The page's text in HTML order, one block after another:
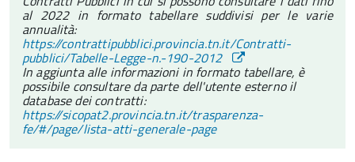
al 2022 in formato tabellare suddivisi per le varie
annualità:
https://contrattipubblici.provincia.tn.it/Contratti-
pubblici/Tabelle-Legge-n.-190-2012
In aggiunta alle informazioni in formato tabellare, è
possibile consultare da parte dell'utente esterno il
database dei contratti:
https://sicopat2.provincia.tn.it/trasparenza-
fe/#/page/lista-atti-generale-page